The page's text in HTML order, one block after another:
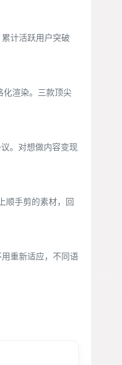
计活跃用户突破
渲染。三款顶尖
。对想做内容变现
顺手剪的素材，回
重新适应，不同语